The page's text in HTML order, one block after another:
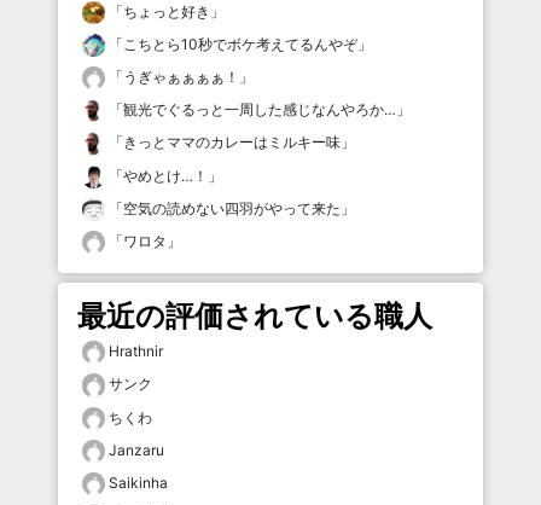
「ちょっと好き 」
「 こちとら10秒でボケ考えてるんやぞ」
「 うぎゃぁぁぁぁ！ 」
「観光でぐるっと一周した感じなんやろか… 」
「 きっとママのカレーはミルキー味 」
「やめとけ…！ 」
「空気の読めない四羽がやって来た 」
「ワロタ 」
最近の評価されている職人
Hrathnir
サンク
ちくわ
Janzaru
Saikinha